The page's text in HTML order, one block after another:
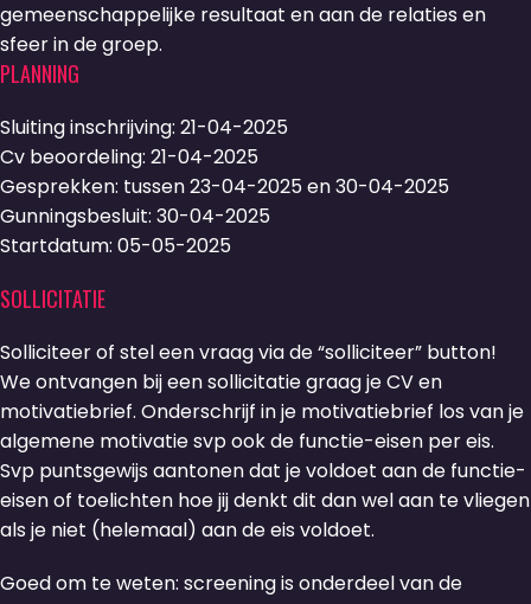
gemeenschappelijke resultaat en aan de relaties en
sfeer in de groep.
PLANNING
Sluiting inschrijving: 21-04-2025
Cv beoordeling: 21-04-2025
Gesprekken: tussen 23-04-2025 en 30-04-2025
Gunningsbesluit: 30-04-2025
Startdatum: 05-05-2025
SOLLICITATIE
Solliciteer of stel een vraag via de “solliciteer” button!
We ontvangen bij een sollicitatie graag je CV en
motivatiebrief. Onderschrijf in je motivatiebrief los van je
algemene motivatie svp ook de functie-eisen per eis.
Svp puntsgewijs aantonen dat je voldoet aan de functie-
eisen of toelichten hoe jij denkt dit dan wel aan te vliegen
als je niet (helemaal) aan de eis voldoet.
Goed om te weten: screening is onderdeel van de